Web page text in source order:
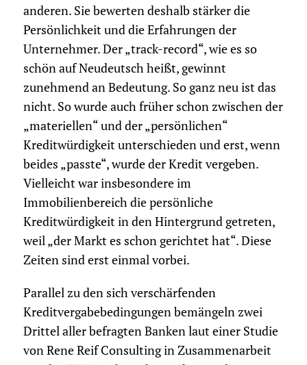
anderen. Sie bewerten deshalb stärker die
Persönlichkeit und die Erfahrungen der
Unternehmer. Der „track-record“, wie es so
schön auf Neudeutsch heißt, gewinnt
zunehmend an Bedeutung. So ganz neu ist das
nicht. So wurde auch früher schon zwischen der
„materiellen“ und der „persönlichen“
Kreditwürdigkeit unterschieden und erst, wenn
beides „passte“, wurde der Kredit vergeben.
Vielleicht war insbesondere im
Immobilienbereich die persönliche
Kreditwürdigkeit in den Hintergrund getreten,
weil „der Markt es schon gerichtet hat“. Diese
Zeiten sind erst einmal vorbei.
Parallel zu den sich verschärfenden
Kreditvergabebedingungen bemängeln zwei
Drittel aller befragten Banken laut einer Studie
von Rene Reif Consulting in Zusammenarbeit